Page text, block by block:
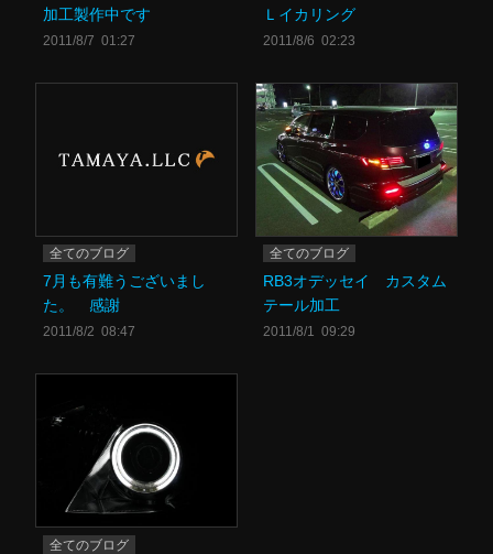
加工製作中です
2011/8/7 01:27
Ｌイカリング
2011/8/6 02:23
全てのブログ
7月も有難うございまし
た。 感謝
2011/8/2 08:47
全てのブログ
RB3オデッセイ カスタム
テール加工
2011/8/1 09:29
全てのブログ